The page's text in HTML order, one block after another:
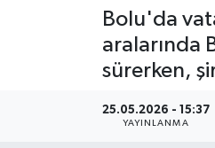
Bolu'da
aralarında
sürerken,
25.05.2026 - 15:37
YAYINLANMA
Son Dakika Haberleri